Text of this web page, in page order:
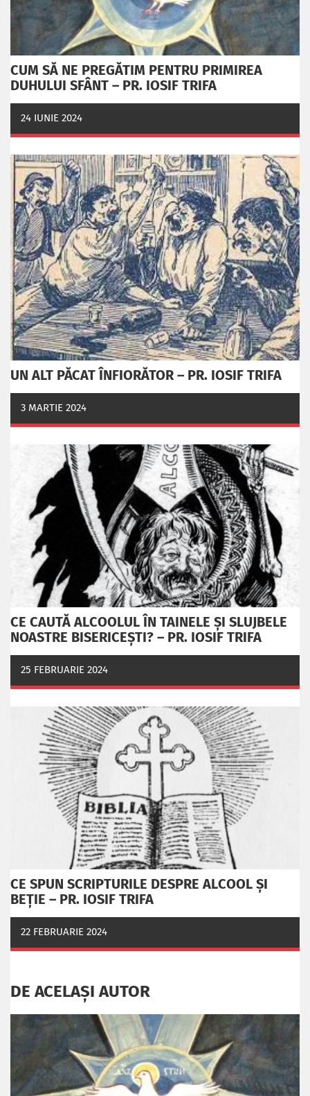
CUM SĂ NE PREGĂTIM PENTRU PRIMIREA
DUHULUI SFÂNT – PR. IOSIF TRIFA
24 IUNIE 2024
UN ALT PĂCAT ÎNFIORĂTOR – PR. IOSIF TRIFA
3 MARTIE 2024
CE CAUTĂ ALCOOLUL ÎN TAINELE ŞI SLUJBELE
NOASTRE BISERICEŞTI? – PR. IOSIF TRIFA
25 FEBRUARIE 2024
CE SPUN SCRIPTURILE DESPRE ALCOOL ȘI
BEȚIE – PR. IOSIF TRIFA
22 FEBRUARIE 2024
DE ACELAȘI AUTOR